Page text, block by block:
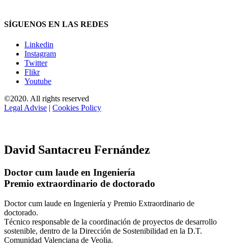
SÍGUENOS EN LAS REDES
Linkedin
Instagram
Twitter
Flikr
Youtube
©2020. All rights reserved
Legal Advise | Cookies Policy
David Santacreu Fernández
Doctor cum laude en Ingeniería
Premio extraordinario de doctorado
Doctor cum laude en Ingeniería y Premio Extraordinario de
doctorado.
Técnico responsable de la coordinación de proyectos de desarrollo
sostenible, dentro de la Dirección de Sostenibilidad en la D.T.
Comunidad Valenciana de Veolia.